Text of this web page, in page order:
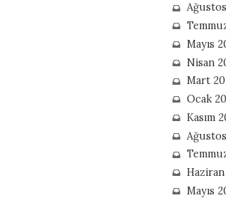
Mayıs
Nisan
Mart
Ocak
Kasım
Mayıs